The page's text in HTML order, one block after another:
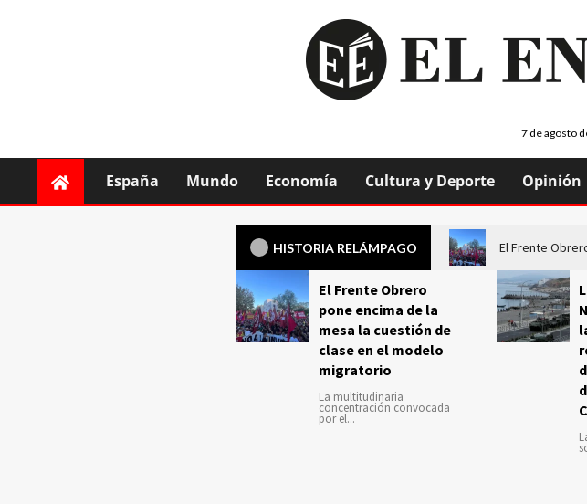
7 de agosto
España Mundo Economía Cultura y Deporte Opinión
HISTORIA RELÁMPAGO El Frente
El Frente Obrero
pone encima de la
mesa la cuestión de
clase en el modelo
migratorio
La multitudinaria
concentración convocada
por el...